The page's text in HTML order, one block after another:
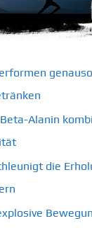
Alanin
die